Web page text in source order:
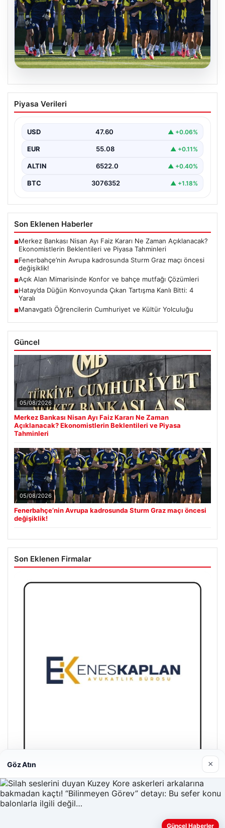
05.08.2026
Fenerbahçe’nin Avrupa kadrosunda
Sturm Graz maçı öncesi değişiklik!
Piyasa Verileri
USD 47.60 ▲ +0.06%
EUR 55.08 ▲ +0.11%
ALTIN 6522.0 ▲ +0.40%
BTC 3076352 ▲ +1.18%
Son Eklenen Haberler
■Merkez Bankası Nisan Ayı Faiz Kararı Ne Zaman Açıklanacak?
Ekonomistlerin Beklentileri ve Piyasa Tahminleri
■Fenerbahçe’nin Avrupa kadrosunda Sturm Graz maçı öncesi
değişiklik!
■Açık Alan Mimarisinde Konfor ve bahçe mutfağı Çözümleri
■Hatay’da Düğün Konvoyunda Çıkan Tartışma Kanlı Bitti: 4
Yaralı
■Manavgatlı Öğrencilerin Cumhuriyet ve Kültür Yolculuğu
Güncel
05/08/2026
Merkez Bankası Nisan Ayı Faiz Kararı Ne Zaman
Açıklanacak? Ekonomistlerin Beklentileri ve Piyasa
Tahminleri
05/08/2026
Fenerbahçe’nin Avrupa kadrosunda Sturm Graz maçı öncesi
değişiklik!
Son Eklenen Firmalar
Enes Kaplan Avukatlık Bürosu
28/04/2026
Göz Atın ×
Güncel Haberler